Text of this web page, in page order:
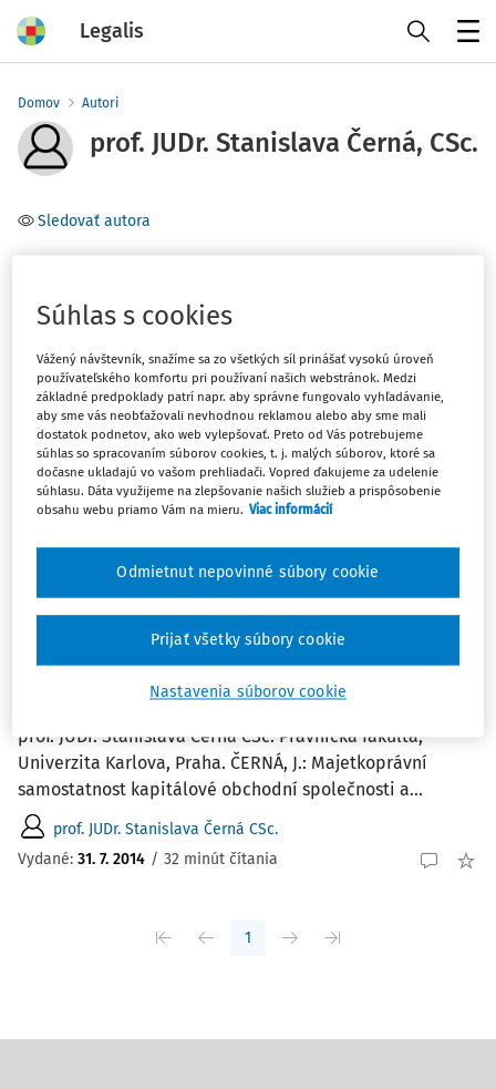
Legalis
Domov Autori
prof. JUDr. Stanislava Černá, CSc.
Sledovať autora
Obchodné právo
Filter
Počet vyhľadaných dokumentov:1
Zoradiť podľa:
Najnovšie
Najstaršie
Majetkoprávní samostatnost kapitálové
obchodní společnosti a vybrané aspekty
ochrany jejích věřitelů
Majetkoprávní samostatnost kapitálové obchodní
prof. JUDr. Stanislava Černá CSc. Právnická fakulta,
Univerzita Karlova, Praha. ČERNÁ, J.: Majetkoprávní
samostatnost kapitálové obchodní společnosti a...
prof. JUDr. Stanislava Černá CSc.
Vydané: 31. 7. 2014 / 32 minút čítania
1
Súhlas s cookies
Vážený návštevník, snažíme sa zo všetkých síl prinášať vysokú úroveň
používateľského komfortu pri používaní našich webstránok. Medzi
základné predpoklady patrí napr. aby správne fungovalo vyhľadávanie,
aby sme vás neobťažovali nevhodnou reklamou alebo aby sme mali
dostatok podnetov, ako web vylepšovať. Preto od Vás potrebujeme
súhlas so spracovaním súborov cookies, t. j. malých súborov, ktoré sa
dočasne ukladajú vo vašom prehliadači. Vopred ďakujeme za udelenie
súhlasu. Dáta využijeme na zlepšovanie našich služieb a prispôsobenie
obsahu webu priamo Vám na mieru. Viac informácií
Nastavenia súborov cookie
Odmietnut nepovinné súbory cookie
Prijať všetky súbory cookie